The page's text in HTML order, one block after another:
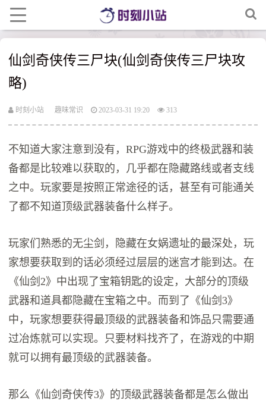
仙剑奇侠传三尸块(仙剑奇侠传三尸块攻
略)
时刻小站 趣味常识 2023-03-31 19:20 313
不知道大家注意到没有，RPG游戏中的终极武器和装
备都是比较难以获取的，几乎都在隐藏路线或者支线
之中。玩家要是按照正常途径的话，甚至有可能通关
了都不知道顶级武器装备什么样子。
玩家们熟悉的无尘剑，隐藏在女娲遗址的最深处，玩
家想要获取到的话必须经过层层的迷宫才能到达。在
《仙剑2》中出现了宝箱钥匙的设定，大部分的顶级
武器和道具都隐藏在宝箱之中。而到了《仙剑3》
中，玩家想要获得最顶级的武器装备和饰品只需要通
过冶炼就可以实现。只要材料找齐了，在游戏的中期
就可以拥有最顶级的武器装备。
那么《仙剑奇侠传3》的顶级武器装备都是怎么做出